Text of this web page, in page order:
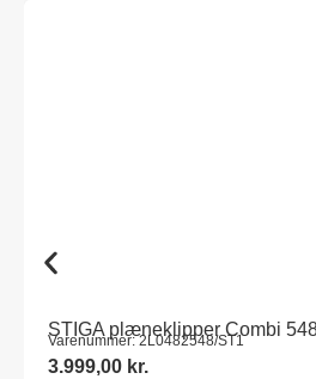
STIGA plæneklipper Combi
Varenummer: 2L0482548/ST1
3.999,00 kr.